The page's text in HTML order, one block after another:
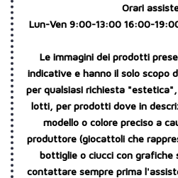
Orari
Lun-Ven 9:00-13:00 16:00-
Le immagini dei prodotti
indicative e hanno il solo scopo
per qualsiasi richiesta
lotti, per prodotti dove in
modello o colore preciso a
produttore (giocattoli che
bottiglie o ciucci con
contattare sempre prima